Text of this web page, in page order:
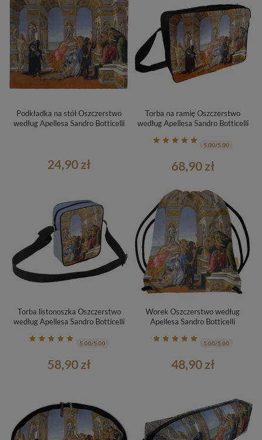
Podkładka na stół Oszczerstwo
według Apellesa Sandro Botticelli
24,90 zł
Torba na ramię Oszczerstwo
według Apellesa Sandro Botticelli
5.00/5.00
68,90 zł
Torba listonoszka Oszczerstwo
według Apellesa Sandro Botticelli
5.00/5.00
58,90 zł
Worek Oszczerstwo według
Apellesa Sandro Botticelli
5.00/5.00
48,90 zł